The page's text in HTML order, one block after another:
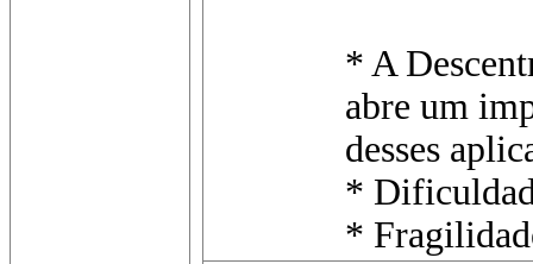
* A
abre um
desses
*
*